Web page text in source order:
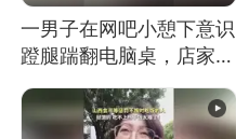
一男子在网吧小憩下意识
蹬腿踹翻电脑桌，店家3
台显示器与机械臂损坏